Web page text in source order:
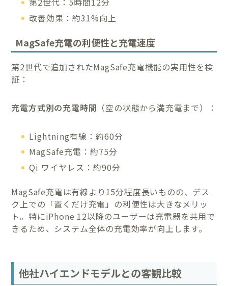
改善効果：約31%向上
MagSafe充電の利便性と充電速度
第2世代で追加されたMagSafe充電機能の実用性を検
証：
充電方式別の充電時間 （空の状態から満充電まで）：
Lightning有線：約60分
MagSafe充電：約75分
Qi ワイヤレス：約90分
MagSafe充電は有線より15分程度長いものの、デス
ク上での「置くだけ充電」の利便性は大きなメリッ
ト。特にiPhone 12以降のユーザーは充電器を共用で
きるため、システム全体の充電効率が向上します。
他社ハイエンドモデルとの客観比較